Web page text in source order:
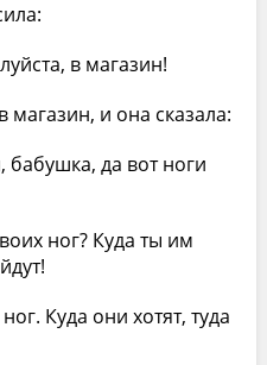
в магазин!
и она сказала:
да вот ноги
ног? Куда ты им
Куда они хотят, туда